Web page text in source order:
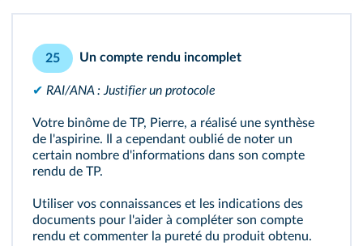
25 Un compte rendu incomplet
✔ RAI/ANA : Justifier un protocole
Votre binôme de TP, Pierre, a réalisé une synthèse
de l'aspirine. Il a cependant oublié de noter un
certain nombre d'informations dans son compte
rendu de TP.
Utiliser vos connaissances et les indications des
documents pour l'aider à compléter son compte
rendu et commenter la pureté du produit obtenu.